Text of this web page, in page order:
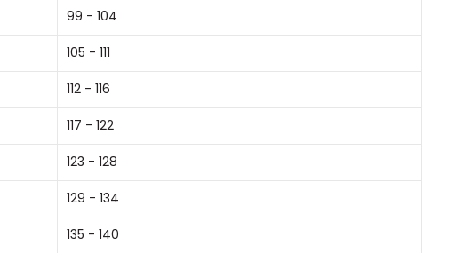
99 - 104
105 - 111
112 - 116
117 - 122
123 - 128
129 - 134
135 - 140